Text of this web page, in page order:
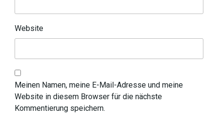
Website
Meinen Namen, meine E-Mail-Adresse und meine
Website in diesem Browser für die nächste
Kommentierung speichern.